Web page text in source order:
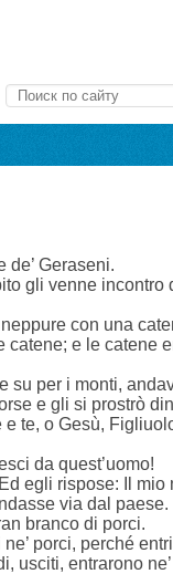
de’ Geraseni.
gli venne
con una
e le catene
su per i monti,
e gli si prostrò
te, o Gesù,
da quest’uomo!
egli rispose: Il
via dal paese.
branco di porci.
porci, perché
usciti, entrarono